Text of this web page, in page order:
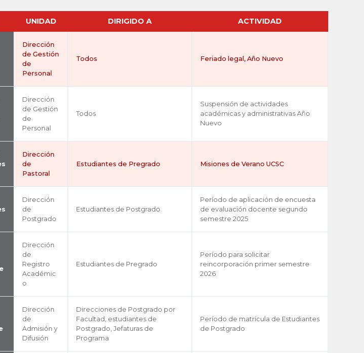
UNIDAD DIRIGIDO A ACTIVIDAD
Dirección
de Gestión
de
Personal
Todos Feriado legal, Año Nuevo
Dirección
de Gestión
de
Personal
Todos
Suspensión de actividades
académicas y administrativas Año
Nuevo
Dirección
de
Pastoral
Estudiantes de Pregrado Misiones de Verano UCSC
Dirección
de
Postgrado
Estudiantes de Postgrado
Período de aplicación de encuesta
de evaluación docente segundo
semestre 2025
Dirección
de
Registro
Académic
o
Estudiantes de Pregrado
Período para solicitar
reincorporación primer semestre
2026
Dirección
de
Admisión y
Difusión
Direcciones de Postgrado por
Facultad, estudiantes de
Postgrado, Jefaturas de
Programa
Período de matrícula de Estudiantes
de Postgrado